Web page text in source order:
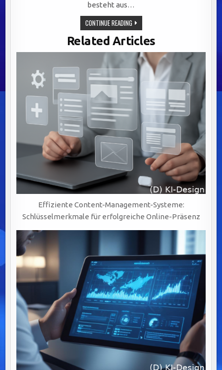
besteht aus…
CONTINUE READINGCOMPLIANCE
SYSTEMATISCH
MACHEN
–
MIT
DATENBASIERTER
GRUNDLAGE
Related Articles
Effiziente Content-Management-Systeme:
Schlüsselmerkmale für erfolgreiche Online-Präsenz